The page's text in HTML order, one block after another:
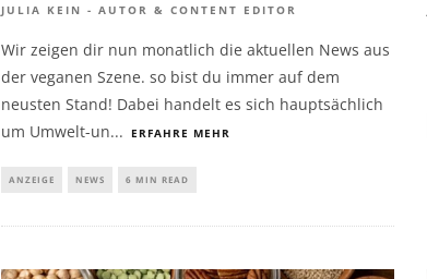
JULIA KEIN - AUTOR & CONTENT EDITOR
Wir zeigen dir nun monatlich die aktuellen News aus
der veganen Szene. so bist du immer auf dem
neusten Stand! Dabei handelt es sich hauptsächlich
um Umwelt-un... ERFAHRE MEHR
ANZEIGE NEWS 6 MIN READ